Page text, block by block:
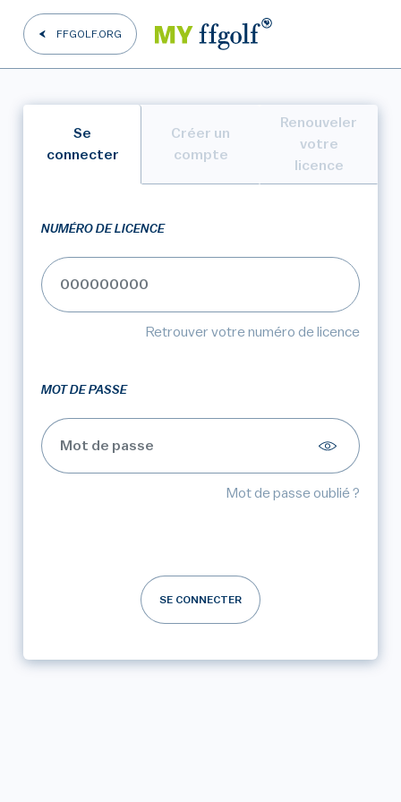
FFGOLF.ORG
Se
connecter
Créer un
compte
Renouveler
votre
licence
NUMÉRO DE LICENCE
Retrouver votre numéro de licence
MOT DE PASSE
Mot de passe oublié ?
SE CONNECTER